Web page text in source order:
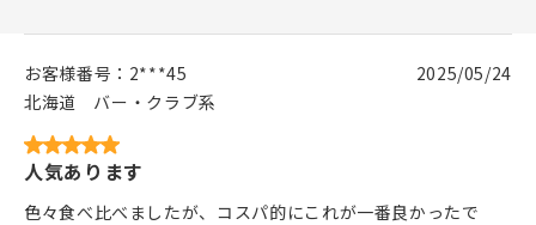
お客様番号： 2***45
北海道
バー・クラブ系
2025/05/24
人気あります
色々食べ比べましたが、コスパ的にこれが一番良かったで